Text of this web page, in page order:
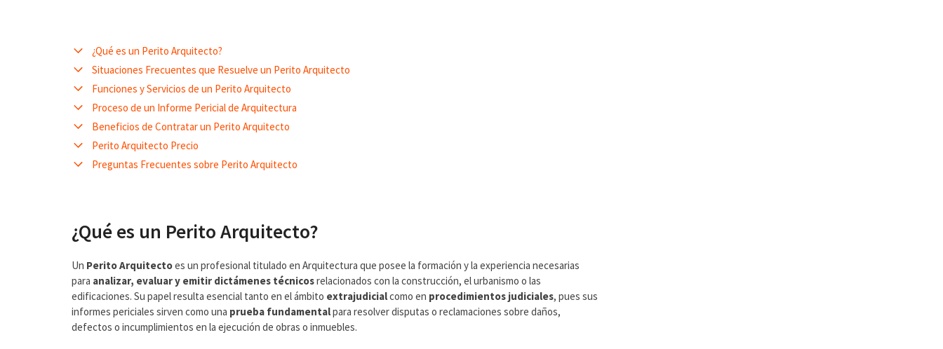
¿Qué es un Perito Arquitecto?
Situaciones Frecuentes que Resuelve un Perito Arquitecto
Funciones y Servicios de un Perito Arquitecto
Proceso de un Informe Pericial de Arquitectura
Beneficios de Contratar un Perito Arquitecto
Perito Arquitecto Precio
Preguntas Frecuentes sobre Perito Arquitecto
¿Qué es un Perito Arquitecto?
Un Perito Arquitectoes un profesional titulado en Arquitectura que posee la formación y la experiencia necesarias
para analizar, evaluar y emitir dictámenes técnicosrelacionados con la construcción, el urbanismo o las
edificaciones. Su papel resulta esencial tanto en el ámbito extrajudicialcomo en procedimientos judiciales, pues sus
informes periciales sirven como una prueba fundamentalpara resolver disputas o reclamaciones sobre daños,
defectos o incumplimientos en la ejecución de obras o inmuebles.